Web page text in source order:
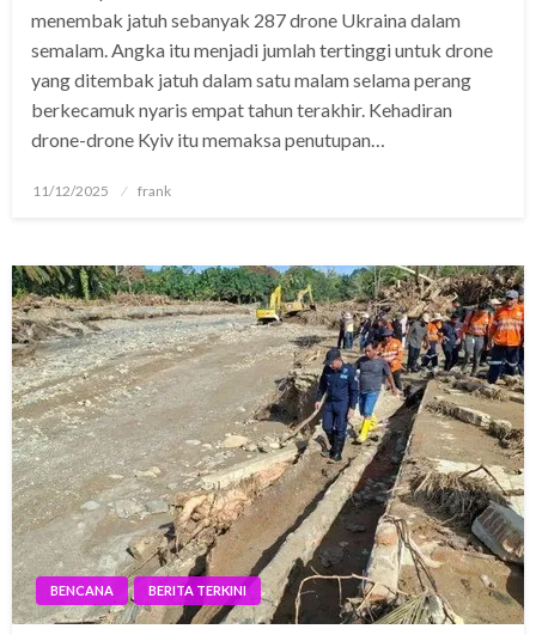
menembak jatuh sebanyak 287 drone Ukraina dalam
semalam. Angka itu menjadi jumlah tertinggi untuk drone
yang ditembak jatuh dalam satu malam selama perang
berkecamuk nyaris empat tahun terakhir. Kehadiran
drone-drone Kyiv itu memaksa penutupan…
Posted
11/12/2025 frank
BENCANA BERITA TERKINI